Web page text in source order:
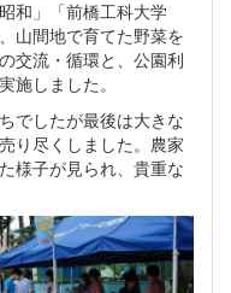
和」「前橋工科大学
山間地で育てた野菜を
交流・循環と、公園利
施しました。
でしたが最後は大きな
り尽くしました。農家
様子が見られ、貴重な